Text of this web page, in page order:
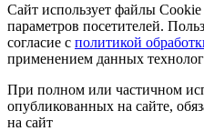
Сайт использует файлы
параметров посетителей.
согласие с политикой
применением данных
При полном или частичном
опубликованных на сайте,
на сайт